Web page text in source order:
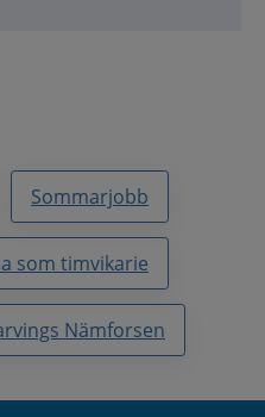
Sommarjobb
som timvikarie
Nämforsen